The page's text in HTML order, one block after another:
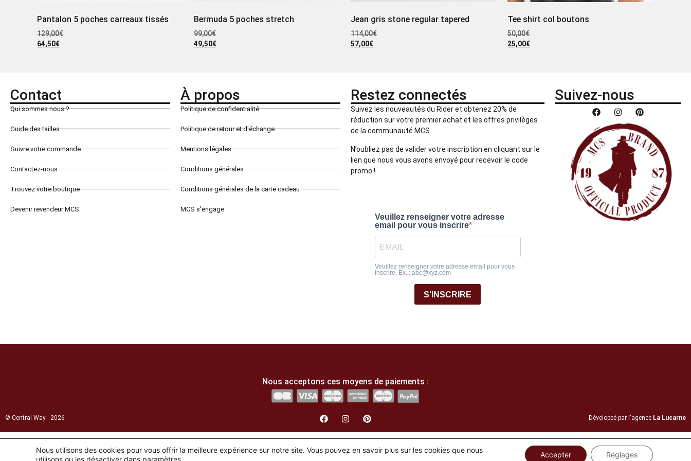
Pantalon 5 poches carreaux tissés
129,00€
64,50€
Bermuda 5 poches stretch
99,00€
49,50€
Jean gris stone regular tapered
114,00€
57,00€
Tee shirt col boutons
50,00€
25,00€
Contact
Qui sommes nous ?
Guide des tailles
Suivre votre commande
Contactez-nous
Trouvez votre boutique
Devenir revendeur MCS
À propos
Politique de confidentialité
Politique de retour et d'échange
Mentions légales
Conditions générales
Conditions générales de la carte cadeau
MCS s'engage
Restez connectés
Suivez les nouveautés du Rider et obtenez 20% de
réduction sur votre premier achat et les offres privilèges
de la communauté MCS.
N’oubliez pas de valider votre inscription en cliquant sur le
lien que nous vous avons envoyé pour recevoir le code
promo !
Veuillez renseigner votre adresse
email pour vous inscrire
Veuillez renseigner votre adresse email pour vous
inscrire. Ex. : abc@xyz.com
S'INSCRIRE
Suivez-nous
Nous acceptons ces moyens de paiements :
© Central Way - 2026 Développé par l'agence La Lucarne
Nous utilisons des cookies pour vous offrir la meilleure expérience sur notre site. Vous pouvez en savoir plus sur les cookies que nous
utilisons ou les désactiver dans paramètres
Accepter Réglages